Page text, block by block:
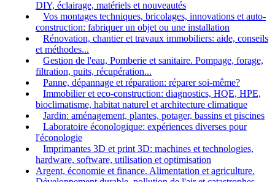
DIY, éclairage, matériels et nouveautés
Vos montages techniques, bricolages, innovations et auto-
construction: fabriquer un objet ou une installation
Rénovation, chantier et travaux immobiliers: aide, conseils
et méthodes...
Gestion de l'eau, Pomberie et sanitaire. Pompage, forage,
filtration, puits, récupération...
Panne, dépannage et réparation: réparer soi-même?
Immobilier et eco-construction: diagnostics, HQE, HPE,
bioclimatisme, habitat naturel et architecture climatique
Jardin: aménagement, plantes, potager, bassins et piscines
Laboratoire éconologique: expériences diverses pour
l'éconologie
Imprimantes 3D et print 3D: machines et technologies,
hardware, software, utilisation et optimisation
Argent, économie et finance. Alimentation et agriculture.